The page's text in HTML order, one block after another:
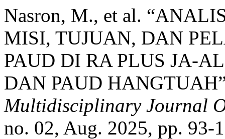
Nasron, M., et al.
MISI, TUJUAN, DAN
PAUD DI RA PLUS JA-
DAN PAUD
Multidisciplinary Journal
no. 02, Aug. 2025, pp. 93-